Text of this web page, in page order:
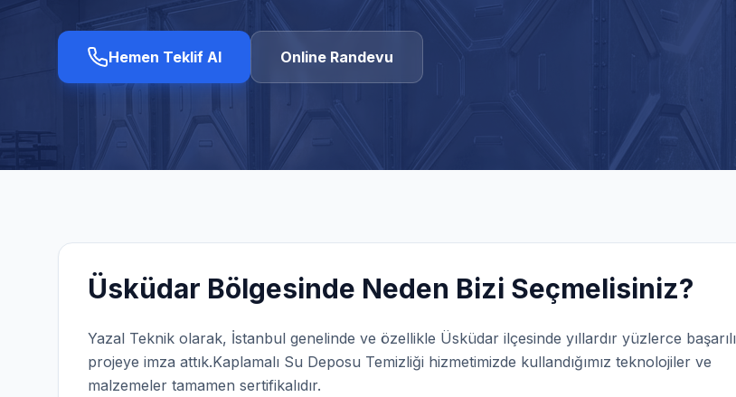
Hemen Teklif Al Online Randevu
Üsküdar Bölgesinde Neden Bizi Seçmelisiniz?
Yazal Teknik olarak, İstanbul genelinde ve özellikle Üsküdar ilçesinde yıllardır yüzlerce başarılı
projeye imza attık.Kaplamalı Su Deposu Temizliği hizmetimizde kullandığımız teknolojiler ve
malzemeler tamamen sertifikalıdır.